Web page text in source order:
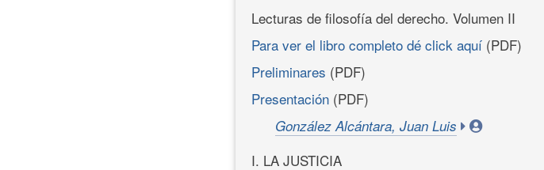
Lecturas de filosofía del derecho. Volumen II
Para ver el libro completo dé click aquí (PDF)
Preliminares (PDF)
Presentación (PDF)
González Alcántara, Juan Luis
I. LA JUSTICIA